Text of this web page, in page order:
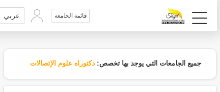
قائمة الجامعة عربي
جميع الجامعات التي يوجد بها تخصص:دكتوراه علوم الإتصالات